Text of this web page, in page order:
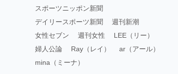
スポーツニッポン新聞
デイリースポーツ新聞
週刊新潮
女性セブン
週刊女性
LEE（リー）
婦人公論
Ray（レイ）
ar（アール）
mina（ミーナ）